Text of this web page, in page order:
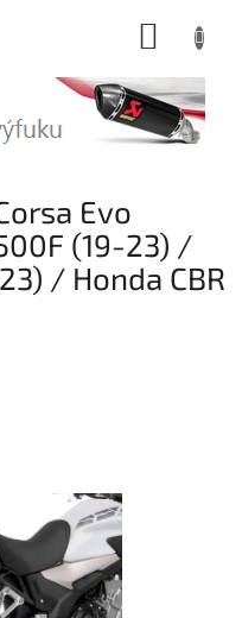
Evo
(19-23) /
/ Honda CBR